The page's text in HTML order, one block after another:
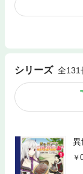
シリーズ 全131
異